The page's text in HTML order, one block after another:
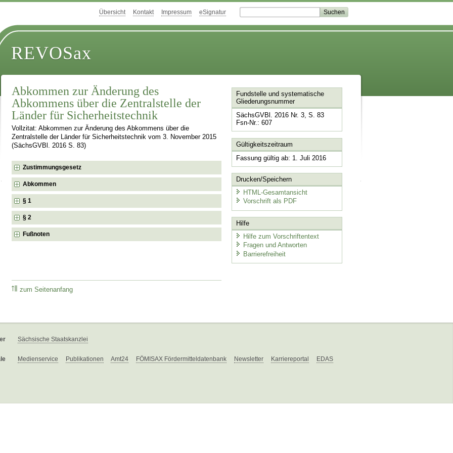
Übersicht Kontakt Impressum eSignatur
REVOSax
Abkommen zur Änderung des
Abkommens über die Zentralstelle der
Länder für Sicherheitstechnik
Vollzitat: Abkommen zur Änderung des Abkommens über die
Zentralstelle der Länder für Sicherheitstechnik vom 3. November 2015
(SächsGVBl. 2016 S. 83)
Zustimmungsgesetz
Abkommen
§ 1
§ 2
Fußnoten
zum Seitenanfang
Fundstelle und systematische
Gliederungsnummer
SächsGVBl. 2016 Nr. 3, S. 83
Fsn-Nr.: 607
Gültigkeitszeitraum
Fassung gültig ab: 1. Juli 2016
Drucken/Speichern
HTML-Gesamtansicht
Vorschrift als PDF
Hilfe
Hilfe zum Vorschriftentext
Fragen und Antworten
Barrierefreiheit
Sächsische Staatskanzlei
Medienservice Publikationen Amt24 FÖMISAX Fördermitteldatenbank Newsletter Karriereportal EDAS